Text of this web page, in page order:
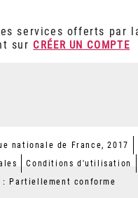
services offerts par
sur CRÉER UN COMPTE
nationale de France, 2017
Conditions d'utilisation
Partiellement conforme